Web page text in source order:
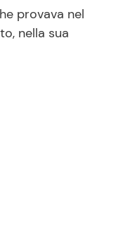
provava nel
nella sua